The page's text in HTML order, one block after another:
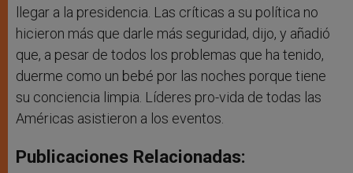
llegar a la presidencia. Las críticas a su política no
hicieron más que darle más seguridad, dijo, y añadió
que, a pesar de todos los problemas que ha tenido,
duerme como un bebé por las noches porque tiene
su conciencia limpia. Líderes pro-vida de todas las
Américas asistieron a los eventos.
Publicaciones Relacionadas: